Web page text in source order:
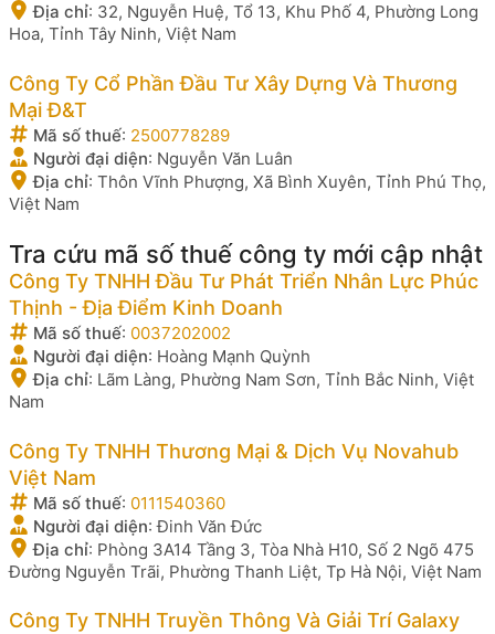
Địa chỉ: 32, Nguyễn Huệ, Tổ 13, Khu Phố 4, Phường Long
Hoa, Tỉnh Tây Ninh, Việt Nam
Công Ty Cổ Phần Đầu Tư Xây Dựng Và Thương
Mại Đ&T
Mã số thuế: 2500778289
Người đại diện: Nguyễn Văn Luân
Địa chỉ: Thôn Vĩnh Phượng, Xã Bình Xuyên, Tỉnh Phú Thọ,
Việt Nam
Tra cứu mã số thuế công ty mới cập nhật
Công Ty TNHH Đầu Tư Phát Triển Nhân Lực Phúc
Thịnh - Địa Điểm Kinh Doanh
Mã số thuế: 0037202002
Người đại diện: Hoàng Mạnh Quỳnh
Địa chỉ: Lãm Làng, Phường Nam Sơn, Tỉnh Bắc Ninh, Việt
Nam
Công Ty TNHH Thương Mại & Dịch Vụ Novahub
Việt Nam
Mã số thuế: 0111540360
Người đại diện:Đinh Văn Đức
Địa chỉ: Phòng 3A14 Tầng 3, Tòa Nhà H10, Số 2 Ngõ 475
Đường Nguyễn Trãi, Phường Thanh Liệt, Tp Hà Nội, Việt Nam
Công Ty TNHH Truyền Thông Và Giải Trí Galaxy